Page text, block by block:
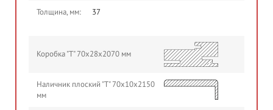
Толщина, мм: 37
Коробка "Т" 70х28х2070 мм
Наличник плоский "Т" 70х10х2150
мм